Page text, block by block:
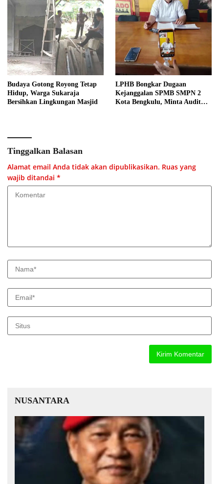
Budaya Gotong Royong Tetap
Hidup, Warga Sukaraja
Bersihkan Lingkungan Masjid
LPHB Bongkar Dugaan
Kejanggalan SPMB SMPN 2
Kota Bengkulu, Minta Audit
Tinggalkan Balasan
Alamat email Anda tidak akan dipublikasikan. Ruas yang
wajib ditandai *
NUSANTARA